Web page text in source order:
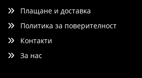
Плащане и доставка
Политика за поверителност
Контакти
За нас